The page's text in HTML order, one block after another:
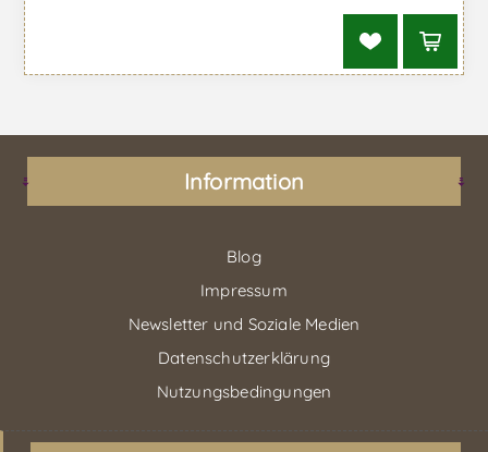
Information
Blog
Impressum
Newsletter und Soziale Medien
Datenschutzerklärung
Nutzungsbedingungen